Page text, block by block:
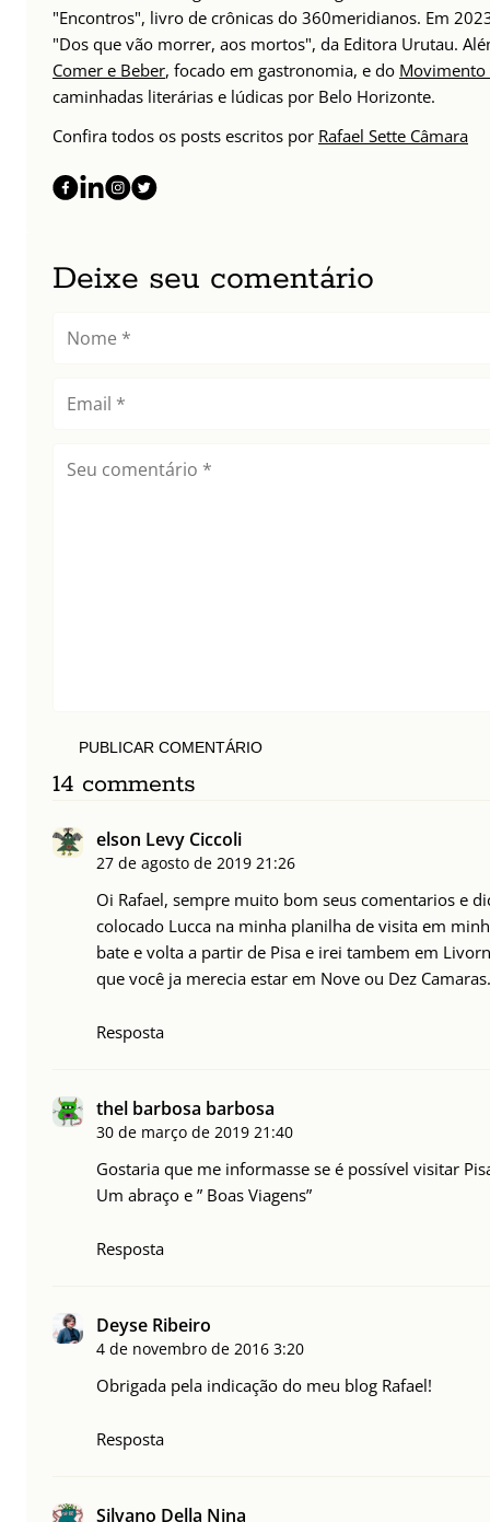
"Encontros", livro de crônicas do 360meridianos. Em
"Dos que vão morrer, aos mortos", da Editora Urutau.
Comer e Beber, focado em gastronomia, e do Movimento
caminhadas literárias e lúdicas por Belo Horizonte.
Confira todos os posts escritos por Rafael Sette Câmara
Deixe seu comentário
PUBLICAR COMENTÁRIO
14 comments
elson Levy Ciccoli
27 de agosto de 2019 21:26
Oi Rafael, sempre muito bom seus comentarios e
colocado Lucca na minha planilha de visita em
bate e volta a partir de Pisa e irei tambem em
que você ja merecia estar em Nove ou Dez
Resposta
thel barbosa barbosa
30 de março de 2019 21:40
Gostaria que me informasse se é possível visitar
Um abraço e ” Boas Viagens”
Resposta
Deyse Ribeiro
4 de novembro de 2016 3:20
Obrigada pela indicação do meu blog Rafael!
Resposta
Silvano Della Nina